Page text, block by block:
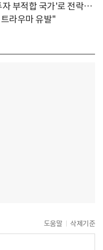
부적합 국가'로 전락…
라우마 유발"
도움말 삭제기준